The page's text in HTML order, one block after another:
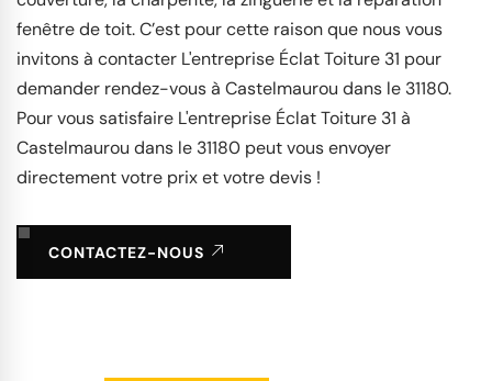
fenêtre de toit. C’est pour cette raison que nous vous
invitons à contacter L'entreprise Éclat Toiture 31 pour
demander rendez-vous à Castelmaurou dans le 31180.
Pour vous satisfaire L'entreprise Éclat Toiture 31 à
Castelmaurou dans le 31180 peut vous envoyer
directement votre prix et votre devis !
CONTACTEZ-NOUS